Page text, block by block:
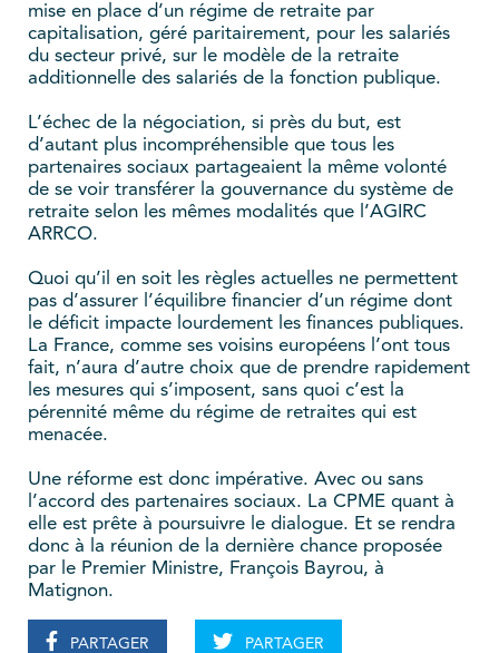
mise en place d’un régime de retraite par
capitalisation, géré paritairement, pour les salariés
du secteur privé, sur le modèle de la retraite
additionnelle des salariés de la fonction publique.
L’échec de la négociation, si près du but, est
d’autant plus incompréhensible que tous les
partenaires sociaux partageaient la même volonté
de se voir transférer la gouvernance du système de
retraite selon les mêmes modalités que l’AGIRC
ARRCO.
Quoi qu’il en soit les règles actuelles ne permettent
pas d’assurer l’équilibre financier d’un régime dont
le déficit impacte lourdement les finances publiques.
La France, comme ses voisins européens l’ont tous
fait, n’aura d’autre choix que de prendre rapidement
les mesures qui s’imposent, sans quoi c’est la
pérennité même du régime de retraites qui est
menacée.
Une réforme est donc impérative. Avec ou sans
l’accord des partenaires sociaux. La CPME quant à
elle est prête à poursuivre le dialogue. Et se rendra
donc à la réunion de la dernière chance proposée
par le Premier Ministre, François Bayrou, à
Matignon.
PARTAGER PARTAGER